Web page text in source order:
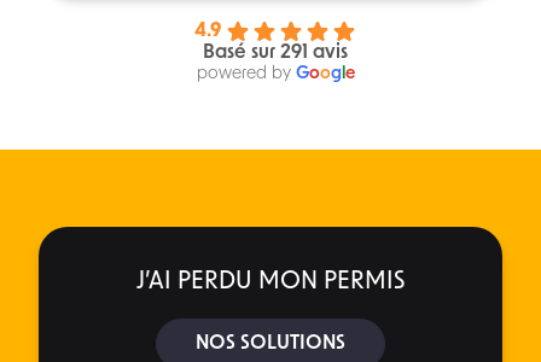
4.9
Basé sur 291 avis
powered by Googl e
J’AI PERDU MON PERMIS
NOS SOLUTIONS